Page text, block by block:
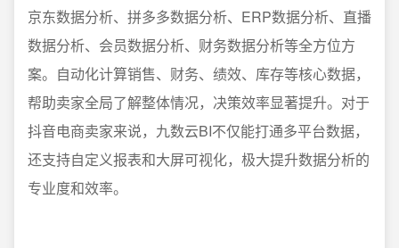
京东数据分析、拼多多数据分析、ERP数据分析、直播
数据分析、会员数据分析、财务数据分析等全方位方
案。自动化计算销售、财务、绩效、库存等核心数据，
帮助卖家全局了解整体情况，决策效率显著提升。对于
抖音电商卖家来说，九数云BI不仅能打通多平台数据，
还支持自定义报表和大屏可视化，极大提升数据分析的
专业度和效率。